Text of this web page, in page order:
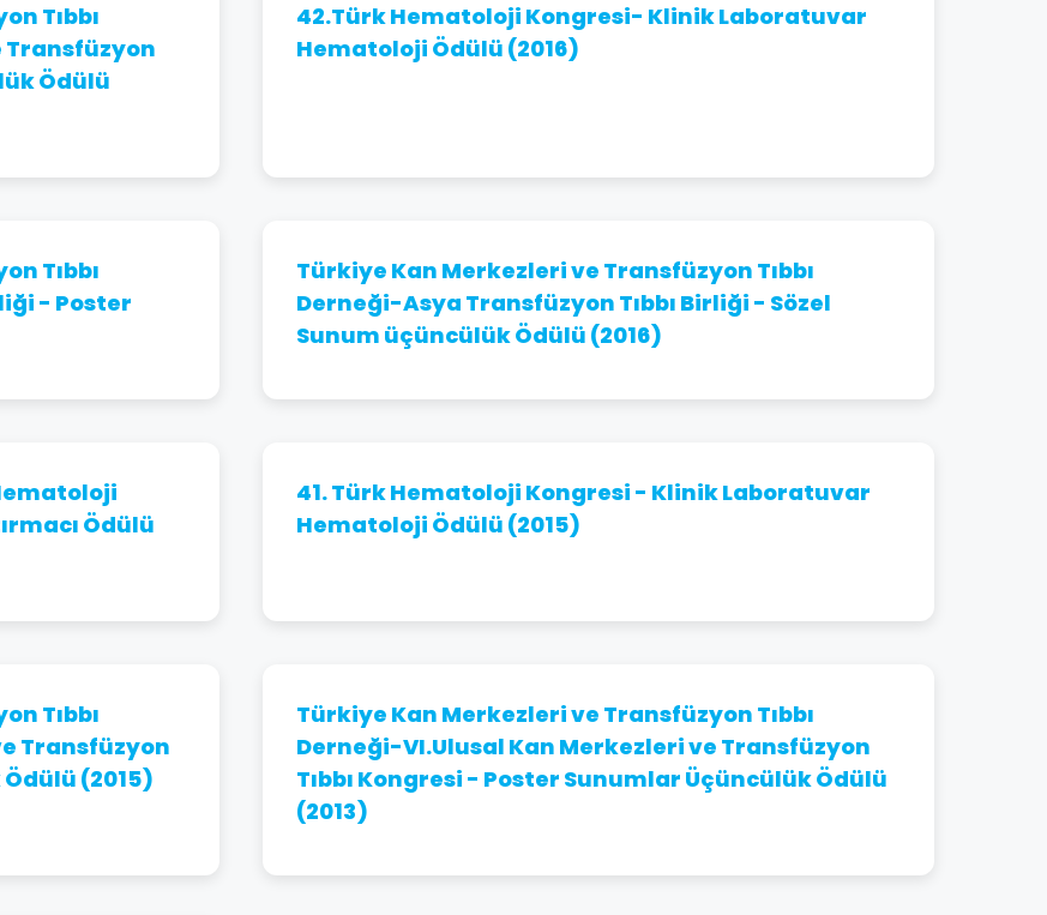
Tıbbı
Transfüzyon
Ödülü
42.Türk Hematoloji Kongresi- Klinik Laboratuvar
Hematoloji Ödülü (2016)
Tıbbı
- Poster
Türkiye Kan Merkezleri ve Transfüzyon Tıbbı
Derneği-Asya Transfüzyon Tıbbı Birliği - Sözel
Sunum üçüncülük Ödülü (2016)
Ödülü
41. Türk Hematoloji Kongresi - Klinik Laboratuvar
Hematoloji Ödülü (2015)
Tıbbı
Transfüzyon
(2015)
Türkiye Kan Merkezleri ve Transfüzyon Tıbbı
Derneği-VI.Ulusal Kan Merkezleri ve Transfüzyon
Tıbbı Kongresi - Poster Sunumlar Üçüncülük Ödülü
(2013)